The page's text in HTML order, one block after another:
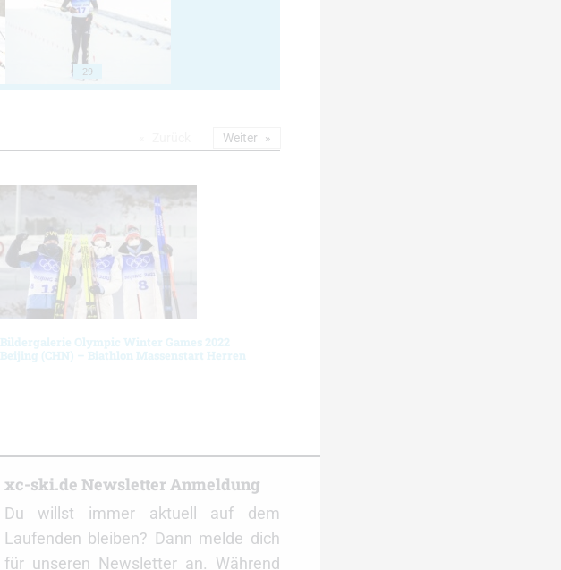
29
Bildergalerie Olympic Winter Games 2022
Beijing (CHN) – Biathlon Massenstart Herren
Weiter
xc-ski.de Newsletter Anmeldung
Du willst immer aktuell auf dem
Laufenden bleiben? Dann melde dich
für unseren Newsletter an. Während